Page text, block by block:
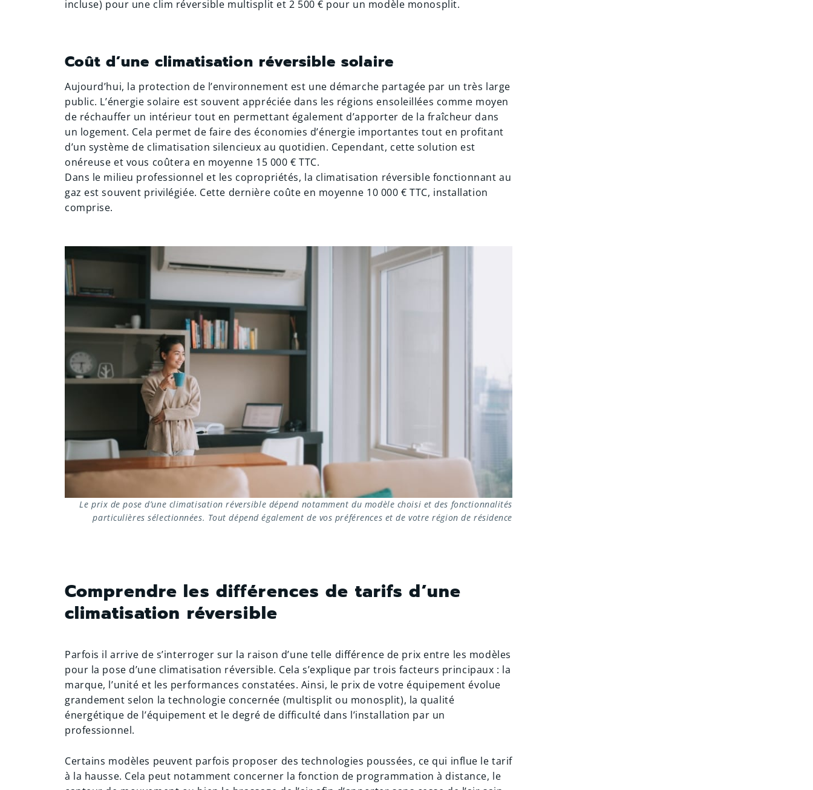
incluse) pour une clim réversible multisplit et 2 500 € pour un modèle monosplit.
Coût d’une climatisation réversible solaire
Aujourd’hui, la protection de l’environnement est une démarche partagée par un très large
public. L’énergie solaire est souvent appréciée dans les régions ensoleillées comme moyen
de réchauffer un intérieur tout en permettant également d’apporter de la fraîcheur dans
un logement. Cela permet de faire des économies d’énergie importantes tout en profitant
d’un système de climatisation silencieux au quotidien. Cependant, cette solution est
onéreuse et vous coûtera en moyenne 15 000 € TTC.
Dans le milieu professionnel et les copropriétés, la climatisation réversible fonctionnant au
gaz est souvent privilégiée. Cette dernière coûte en moyenne 10 000 € TTC, installation
comprise.
Le prix de pose d’une climatisation réversible dépend notamment du modèle choisi et des fonctionnalités
particulières sélectionnées. Tout dépend également de vos préférences et de votre région de résidence
Comprendre les différences de tarifs d’une
climatisation réversible
Parfois il arrive de s’interroger sur la raison d’une telle différence de prix entre les modèles
pour la pose d’une climatisation réversible. Cela s’explique par trois facteurs principaux : la
marque, l’unité et les performances constatées. Ainsi, le prix de votre équipement évolue
grandement selon la technologie concernée (multisplit ou monosplit), la qualité
énergétique de l’équipement et le degré de difficulté dans l’installation par un
professionnel.
Certains modèles peuvent parfois proposer des technologies poussées, ce qui influe le tarif
à la hausse. Cela peut notamment concerner la fonction de programmation à distance, le